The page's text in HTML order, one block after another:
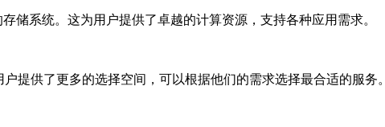
系统。这为用户提供了卓越的计算资源，支持各种应用需求。
供了更多的选择空间，可以根据他们的需求选择最合适的服务。